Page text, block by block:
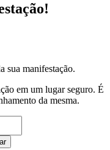
sua manifestação.
em um lugar seguro. É
da mesma.